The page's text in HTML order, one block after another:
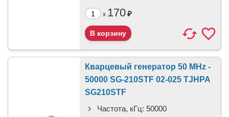
x 170₽
Кварцевый генератор 50 MHz -
50000 SG-210STF 02-025 TJHPA
SG210STF
Частота, кГц: 50000